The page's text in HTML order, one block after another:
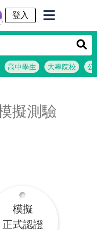
查詢
高中學生 大專院校 公
擬測驗
模擬
正式認證